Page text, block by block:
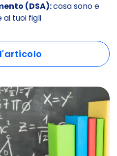
(DSA):cosa sono e
tuoi figli